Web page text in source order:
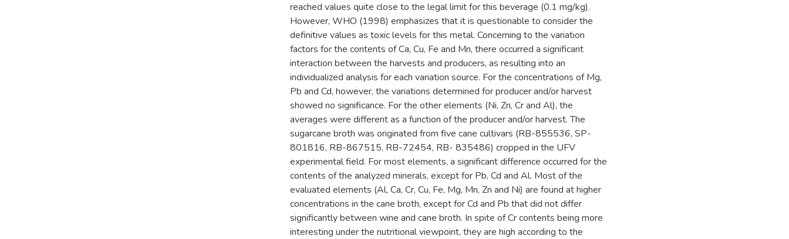
reached values quite close to the legal limit for this beverage (0.1 mg/kg).
However, WHO (1998) emphasizes that it is questionable to consider the
definitive values as toxic levels for this metal. Concerning to the variation
factors for the contents of Ca, Cu, Fe and Mn, there occurred a significant
interaction between the harvests and producers, as resulting into an
individualized analysis for each variation source. For the concentrations of Mg,
Pb and Cd, however, the variations determined for producer and/or harvest
showed no significance. For the other elements (Ni, Zn, Cr and Al), the
averages were different as a function of the producer and/or harvest. The
sugarcane broth was originated from five cane cultivars (RB-855536, SP-
801816, RB-867515, RB-72454, RB- 835486) cropped in the UFV
experimental field. For most elements, a significant difference occurred for the
contents of the analyzed minerals, except for Pb, Cd and Al. Most of the
evaluated elements (Al, Ca, Cr, Cu, Fe, Mg, Mn, Zn and Ni) are found at higher
concentrations in the cane broth, except for Cd and Pb that did not differ
significantly between wine and cane broth. In spite of Cr contents being more
interesting under the nutritional viewpoint, they are high according to the